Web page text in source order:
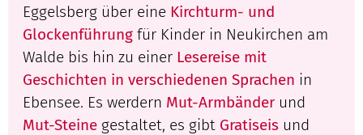
Eggelsberg über eine Kirchturm- und
Glockenführung für Kinder in Neukirchen am
Walde bis hin zu einer Lesereise mit
Geschichten in verschiedenen Sprachen in
Ebensee. Es werdern Mut-Armbänder und
Mut-Steine gestaltet, es gibt Gratiseis und